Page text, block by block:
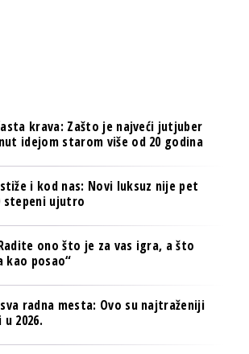
krava: Zašto je najveći jutjuber
idejom starom više od 20 godina
stiže i kod nas: Novi luksuz nije pet
stepeni ujutro
ono što je za vas igra, a što
kao posao“
radna mesta: Ovo su najtraženiji
2026.